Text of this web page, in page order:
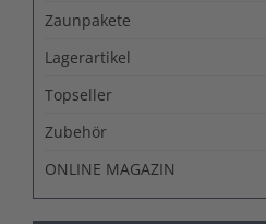
Zaunpakete
Lagerartikel
Topseller
Zubehör
ONLINE MAGAZIN